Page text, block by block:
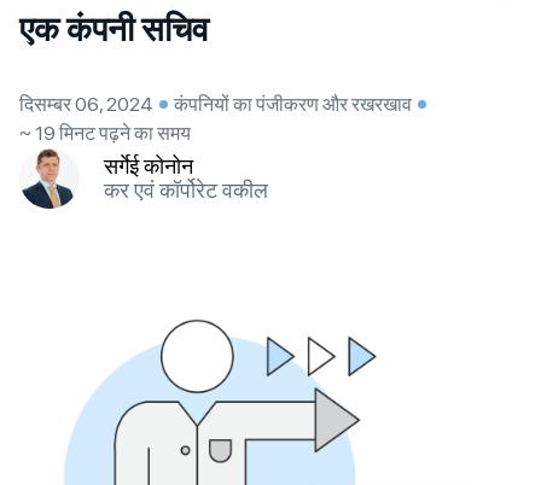
एक कंपनी सचिव
दिसम्बर 06, 2024
कंपनियों का पंजीकरण और रखरखाव
~ 19 मिनट पढ़ने का समय
सर्गेई कोनोन
कर एवं कॉर्पोरेट वकील